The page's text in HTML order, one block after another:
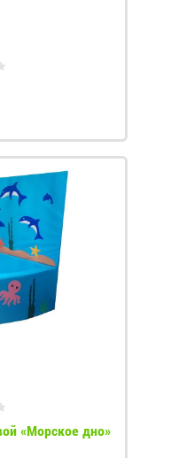
«Морское дно»